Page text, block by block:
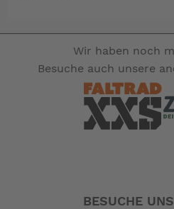
Wir haben noch
Besuche auch unsere
BESUCHE